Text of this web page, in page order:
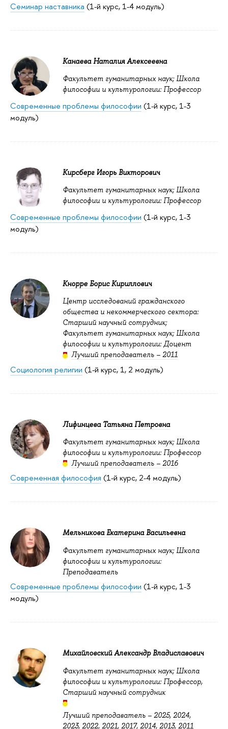
Семинар наставника (1-й курс, 1-4 модуль)
Канаева Наталия Алексеевна
Факультет гуманитарных наук; Школа
философии и культурологии: Профессор
Современные проблемы философии (1-й курс, 1-3
модуль)
Кирсберг Игорь Викторович
Факультет гуманитарных наук; Школа
философии и культурологии: Профессор
Современные проблемы философии (1-й курс, 1-3
модуль)
Кнорре Борис Кириллович
Центр исследований гражданского
общества и некоммерческого сектора:
Старший научный сотрудник;
Факультет гуманитарных наук; Школа
философии и культурологии: Доцент
Лучший преподаватель – 2011
Социология религии (1-й курс, 1, 2 модуль)
Лифинцева Татьяна Петровна
Факультет гуманитарных наук; Школа
философии и культурологии: Профессор
Лучший преподаватель – 2016
Современная философия (1-й курс, 2-4 модуль)
Мельникова Екатерина Васильевна
Факультет гуманитарных наук; Школа
философии и культурологии:
Преподаватель
Современные проблемы философии (1-й курс, 1-3
модуль)
Михайловский Александр Владиславович
Факультет гуманитарных наук; Школа
философии и культурологии: Профессор,
Старший научный сотрудник
Лучший преподаватель – 2025, 2024,
2023, 2022, 2021, 2017, 2014, 2013, 2011